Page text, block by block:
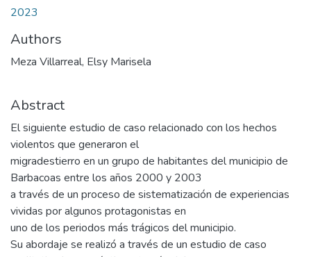
2023
Authors
Meza Villarreal, Elsy Marisela
Abstract
El siguiente estudio de caso relacionado con los hechos
violentos que generaron el
migradestierro en un grupo de habitantes del municipio de
Barbacoas entre los años 2000 y 2003
a través de un proceso de sistematización de experiencias
vividas por algunos protagonistas en
uno de los periodos más trágicos del municipio.
Su abordaje se realizó a través de un estudio de caso